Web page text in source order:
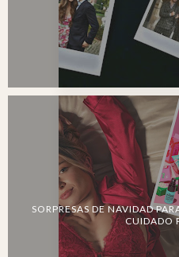
SORPRESAS DE NAVIDAD
CUIDADO